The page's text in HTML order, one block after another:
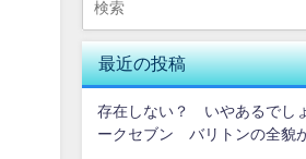
最近の投稿
存在しない？ いやあるでし
ークセブン バリトンの全貌